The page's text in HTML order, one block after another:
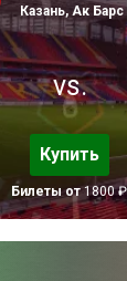
Казань, Ак
vs.
Купить
Билеты от1800 ₽